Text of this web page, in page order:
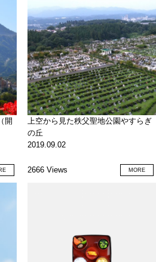
開
上空から見た秩父聖地公園やすらぎ
の丘
2019.09.02
2666 Views MORE